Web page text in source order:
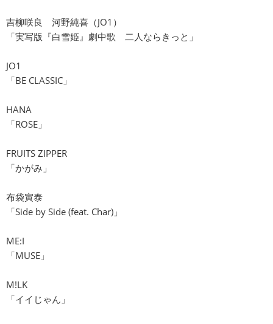
吉柳咲良 河野純喜（JO1）
「実写版『白雪姫』劇中歌 二人ならきっと」
JO1
「BE CLASSIC」
HANA
「ROSE」
FRUITS ZIPPER
「かがみ」
布袋寅泰
「Side by Side (feat. Char)」
ME:I
「MUSE」
M!LK
「イイじゃん」